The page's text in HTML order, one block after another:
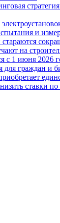
и
на
с 1 июня 2026
для граждан и
ставки по